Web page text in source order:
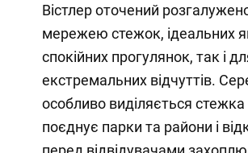
Вістлер оточений
мережею стежок, ідеальних
спокійних прогулянок, так і
екстремальних відчуттів.
особливо виділяється
поєднує парки та райони і